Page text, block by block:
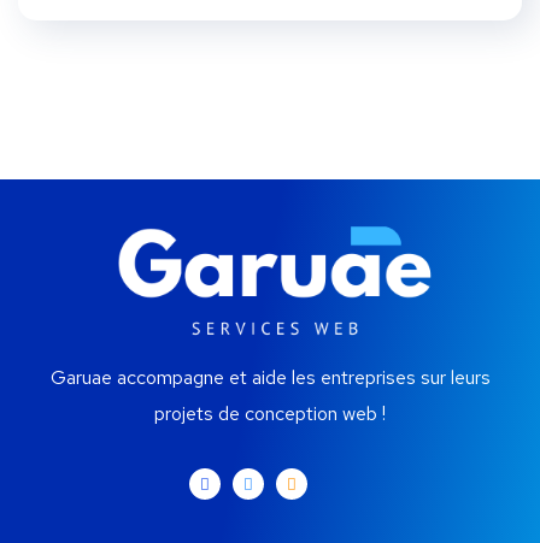
Garuae accompagne et aide les entreprises sur leurs
projets de conception web !